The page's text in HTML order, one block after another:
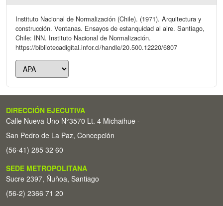
Instituto Nacional de Normalización (Chile). (1971). Arquitectura y
construcción. Ventanas. Ensayos de estanquidad al aire. Santiago,
Chile: INN. Instituto Nacional de Normalización.
https://bibliotecadigital.infor.cl/handle/20.500.12220/6807
DIRECCIÓN EJECUTIVA
Calle Nueva Uno N°3570 Lt. 4 Michaihue -
San Pedro de La Paz, Concepción
(56-41) 285 32 60
SEDE METROPOLITANA
Sucre 2397, Ñuñoa, Santiago
(56-2) 2366 71 20